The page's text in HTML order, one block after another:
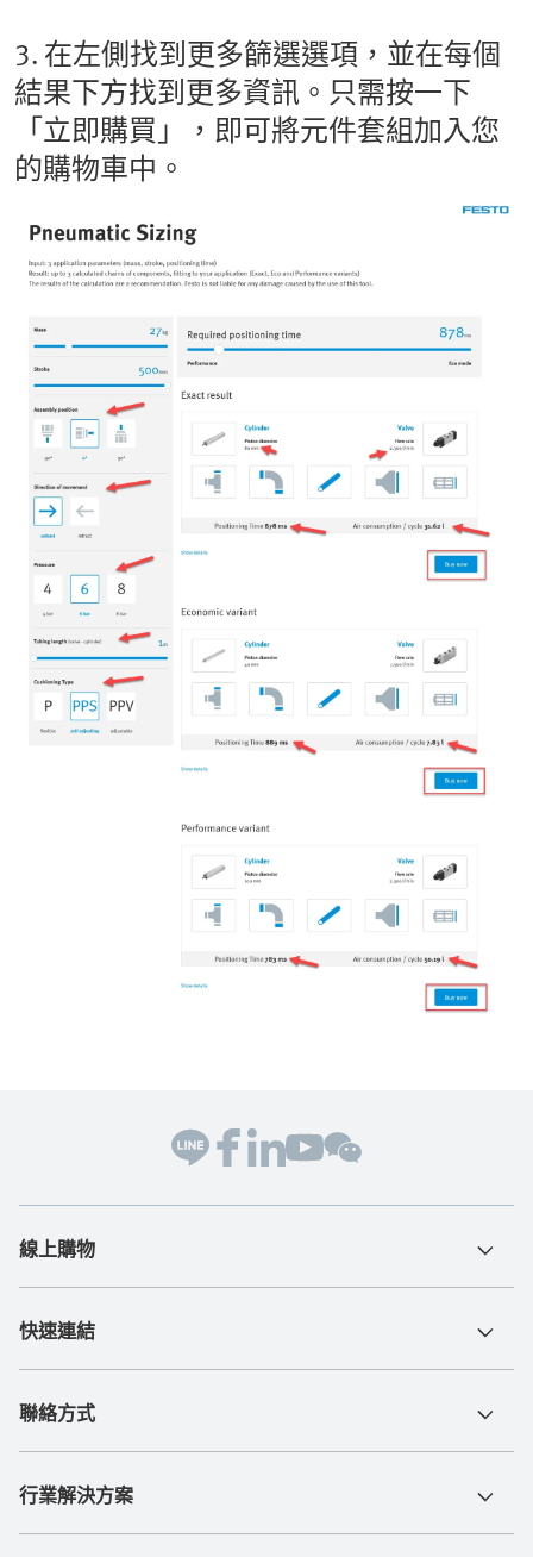
3. 在左側找到更多篩選選項，並在每個
結果下方找到更多資訊。只需按一下
「立即購買」，即可將元件套組加入您
的購物車中。
線上購物
快速連結
聯絡方式
行業解決方案